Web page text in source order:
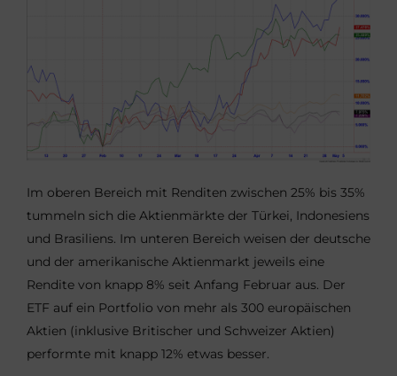
Im oberen Bereich mit Renditen zwischen 25% bis 35%
tummeln sich die Aktienmärkte der Türkei, Indonesiens
und Brasiliens. Im unteren Bereich weisen der deutsche
und der amerikanische Aktienmarkt jeweils eine
Rendite von knapp 8% seit Anfang Februar aus. Der
ETF auf ein Portfolio von mehr als 300 europäischen
Aktien (inklusive Britischer und Schweizer Aktien)
performte mit knapp 12% etwas besser.